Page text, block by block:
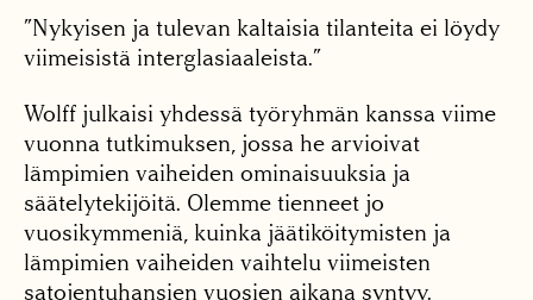
”Nykyisen ja tulevan kaltaisia tilanteita ei löydy
viimeisistä interglasiaaleista.”
Wolff julkaisi yhdessä työryhmän kanssa viime
vuonna tutkimuksen, jossa he arvioivat
lämpimien vaiheiden ominaisuuksia ja
säätelytekijöitä. Olemme tienneet jo
vuosikymmeniä, kuinka jäätiköitymisten ja
lämpimien vaiheiden vaihtelu viimeisten
satojentuhansien vuosien aikana syntyy.